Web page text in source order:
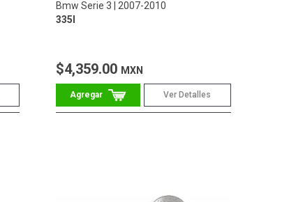
Bmw Serie 3
2007-2010
335I
$4,359.00 MXN
Ver Detalles